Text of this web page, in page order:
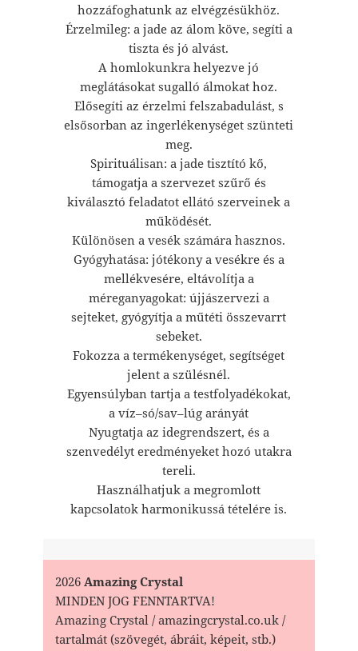
hozzáfoghatunk az elvégzésükhöz.
Érzelmileg: a jade az álom köve, segíti a
tiszta és jó alvást.
A homlokunkra helyezve jó
meglátásokat sugalló álmokat hoz.
Elősegíti az érzelmi felszabadulást, s
elsősorban az ingerlékenységet szünteti
meg.
Spirituálisan: a jade tisztító kő,
támogatja a szervezet szűrő és
kiválasztó feladatot ellátó szerveinek a
működését.
Különösen a vesék számára hasznos.
Gyógyhatása: jótékony a vesékre és a
mellékvesére, eltávolítja a
méreganyagokat: újjászervezi a
sejteket, gyógyítja a műtéti összevarrt
sebeket.
Fokozza a termékenységet, segítséget
jelent a szülésnél.
Egyensúlyban tartja a testfolyadékokat,
a víz–só/sav–lúg arányát
Nyugtatja az idegrendszert, és a
szenvedélyt eredményeket hozó utakra
tereli.
Használhatjuk a megromlott
kapcsolatok harmonikussá tételére is.
2026Amazing Crystal
MINDEN JOG FENNTARTVA!
Amazing Crystal / amazingcrystal.co.uk /
tartalmát (szövegét, ábráit, képeit, stb.)